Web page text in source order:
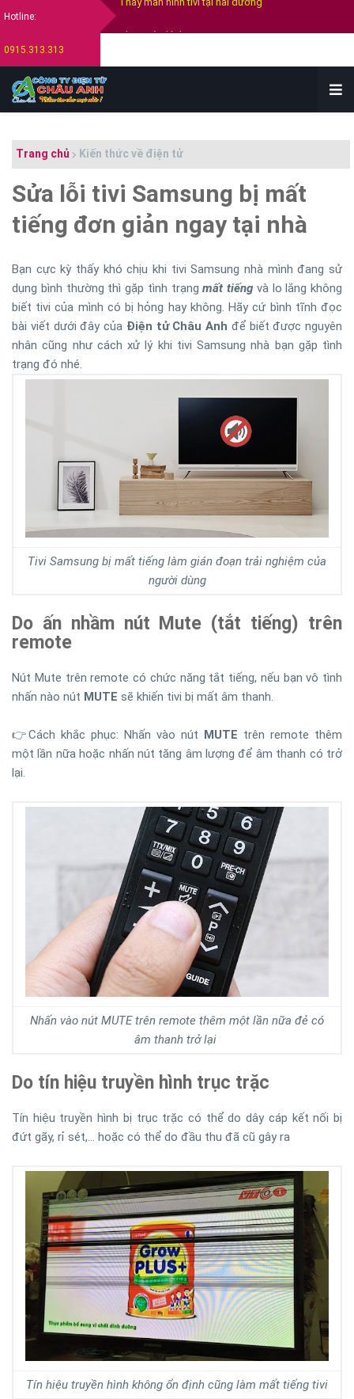
Hotline:
0915.313.313
Thu mua tivi cũ hỏng tại hải dương
Trang chủ Kiến thức về điện tử
Sửa lỗi tivi Samsung bị mất
tiếng đơn giản ngay tại nhà
Bạn cực kỳ thấy khó chịu khi tivi Samsung nhà mình đang sử
dụng bình thường thì gặp tình trạngmất tiếng và lo lắng không
biết tivi của mình có bị hỏng hay không. Hãy cứ bình tĩnh đọc
bài viết dưới đây của Điện tử Châu Anh để biết được nguyên
nhân cũng như cách xử lý khi tivi Samsung nhà bạn gặp tình
trạng đó nhé.
Tivi Samsung bị mất tiếng làm gián đoạn trải nghiệm của
người dùng
Do ấn nhầm nút Mute (tắt tiếng) trên
remote
Nút Mute trên remote có chức năng tắt tiếng, nếu bạn vô tình
nhấn nào nút MUTE sẽ khiến tivi bị mất âm thanh.
👉Cách khắc phục: Nhấn vào nút MUTE trên remote thêm
một lần nữa hoặc nhấn nút tăng âm lượng để âm thanh có trở
lại.
Nhấn vào nút MUTE trên remote thêm một lần nữa đẻ có
âm thanh trở lại
Do tín hiệu truyền hình trục trặc
Tín hiệu truyền hình bị trục trặc có thể do dây cáp kết nối bị
đứt gãy, rỉ sét,… hoặc có thể do đầu thu đã cũ gây ra
Tín hiệu truyền hình không ổn định cũng làm mất tiếng tivi